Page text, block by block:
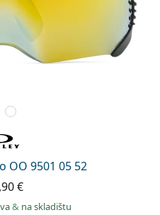
OO 9501 05 52
€
& na skladištu